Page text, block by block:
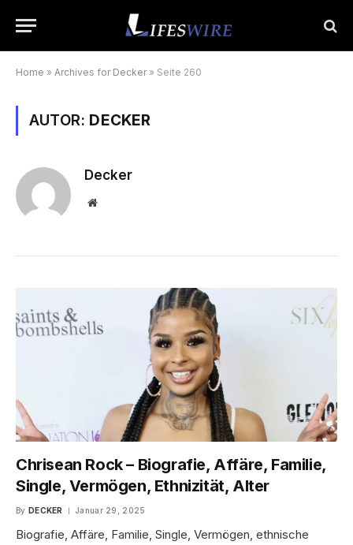
Home » Archives for Decker» Seite 260
AUTOR: DECKER
Decker
Website
Chrisean Rock – Biografie, Affäre, Familie,
Single, Vermögen, Ethnizität, Alter
By DECKER Januar 29, 2025
Biografie, Affäre, Familie, Single, Vermögen, ethnische